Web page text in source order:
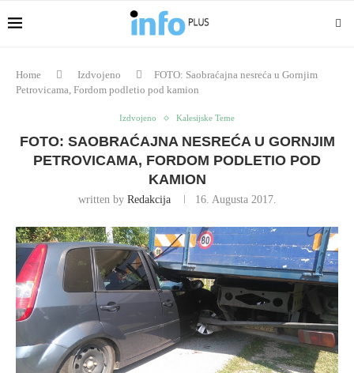
Home Izdvojeno
FOTO: Saobraćajna nesreća u Gornjim
Petrovicama, Fordom podletio pod kamion
Izdvojeno Kalesijske Teme
FOTO: SAOBRAĆAJNA NESREĆA U GORNJIM
PETROVICAMA, FORDOM PODLETIO POD
KAMION
written by Redakcija 16. Augusta 2017.